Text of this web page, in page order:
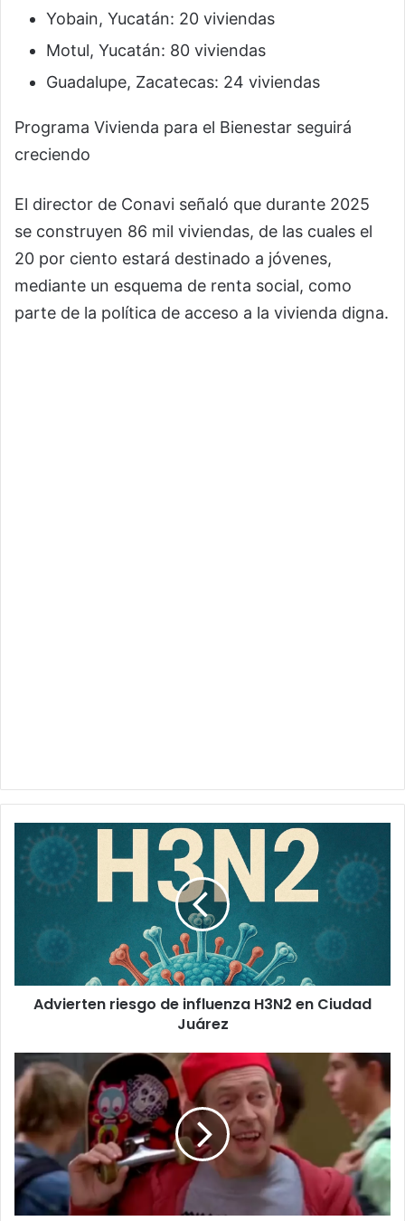
Yobain, Yucatán: 20 viviendas
Motul, Yucatán: 80 viviendas
Guadalupe, Zacatecas: 24 viviendas
Programa Vivienda para el Bienestar seguirá
creciendo
El director de Conavi señaló que durante 2025
se construyen 86 mil viviendas, de las cuales el
20 por ciento estará destinado a jóvenes,
mediante un esquema de renta social, como
parte de la política de acceso a la vivienda digna.
Advierten
riesgo
de
influenza
Advierten riesgo de influenza H3N2 en Ciudad
Juárez
adolescencia
no
termina
a
los
18:
podría
extenderse